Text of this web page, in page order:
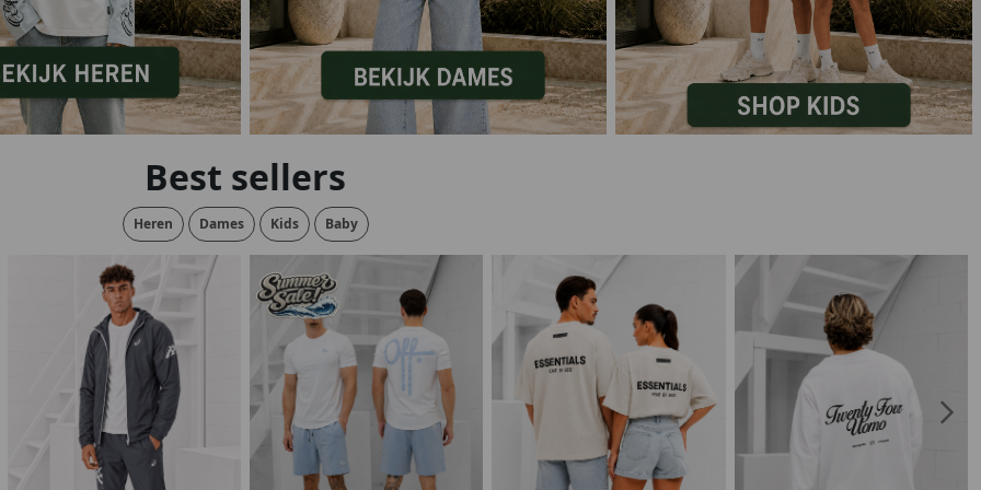
Marokko
Nigeria
Portugal
Spanje
MID SEASON-SALE DAMES MID SEASON-SALE KIDS
Best sellers
Heren Dames Kids Baby